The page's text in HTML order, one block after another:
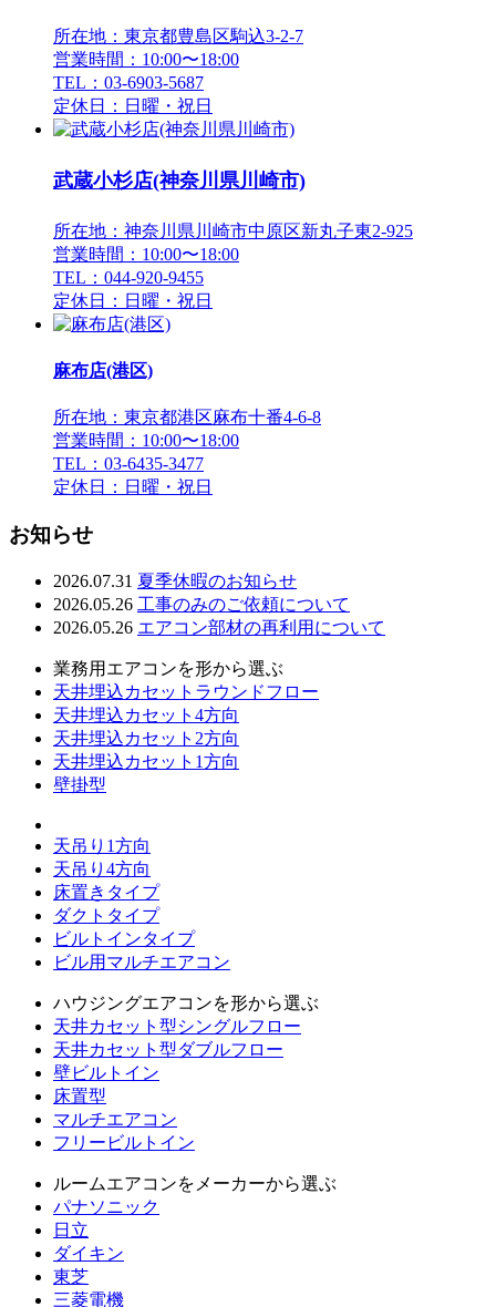
所在地：東京都豊島区駒込3-2-7
営業時間：10:00〜18:00
TEL：03-6903-5687
定休日：日曜・祝日
武蔵小杉店(神奈川県川崎市)
所在地：神奈川県川崎市中原区新丸子東2-925
営業時間：10:00〜18:00
TEL：044-920-9455
定休日：日曜・祝日
麻布店(港区)
所在地：東京都港区麻布十番4-6-8
営業時間：10:00〜18:00
TEL：03-6435-3477
定休日：日曜・祝日
お知らせ
2026.07.31 夏季休暇のお知らせ
2026.05.26 工事のみのご依頼について
2026.05.26 エアコン部材の再利用について
業務用エアコンを形から選ぶ
天井埋込カセットラウンドフロー
天井埋込カセット4方向
天井埋込カセット2方向
天井埋込カセット1方向
壁掛型
天吊り1方向
天吊り4方向
床置きタイプ
ダクトタイプ
ビルトインタイプ
ビル用マルチエアコン
ハウジングエアコンを形から選ぶ
天井カセット型シングルフロー
天井カセット型ダブルフロー
壁ビルトイン
床置型
マルチエアコン
フリービルトイン
ルームエアコンをメーカーから選ぶ
パナソニック
日立
ダイキン
東芝
三菱電機